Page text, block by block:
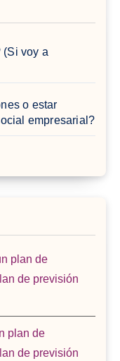
(Si voy a
o estar
empresarial?
plan de
de previsión
plan de
de previsión